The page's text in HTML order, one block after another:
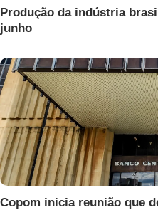
Produção da indústria
junho
Copom inicia reunião que